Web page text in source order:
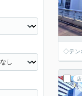
◇テン